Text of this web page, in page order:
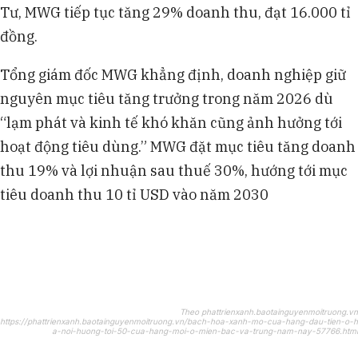
Tư, MWG tiếp tục tăng 29% doanh thu, đạt 16.000 tỉ
đồng.
Tổng giám đốc MWG khẳng định, doanh nghiệp giữ
nguyên mục tiêu tăng trưởng trong năm 2026 dù
“lạm phát và kinh tế khó khăn cũng ảnh hưởng tới
hoạt động tiêu dùng.” MWG đặt mục tiêu tăng doanh
thu 19% và lợi nhuận sau thuế 30%, hướng tới mục
tiêu doanh thu 10 tỉ USD vào năm 2030
Theo phattrienxanh.baotainguyenmoitruong.vn
https://phattrienxanh.baotainguyenmoitruong.vn/bach-hoa-xanh-mo-cua-hang-dau-tien-o-h
a-noi-huong-toi-50-cua-hang-moi-o-mien-bac-va-trung-nam-nay-57766.html